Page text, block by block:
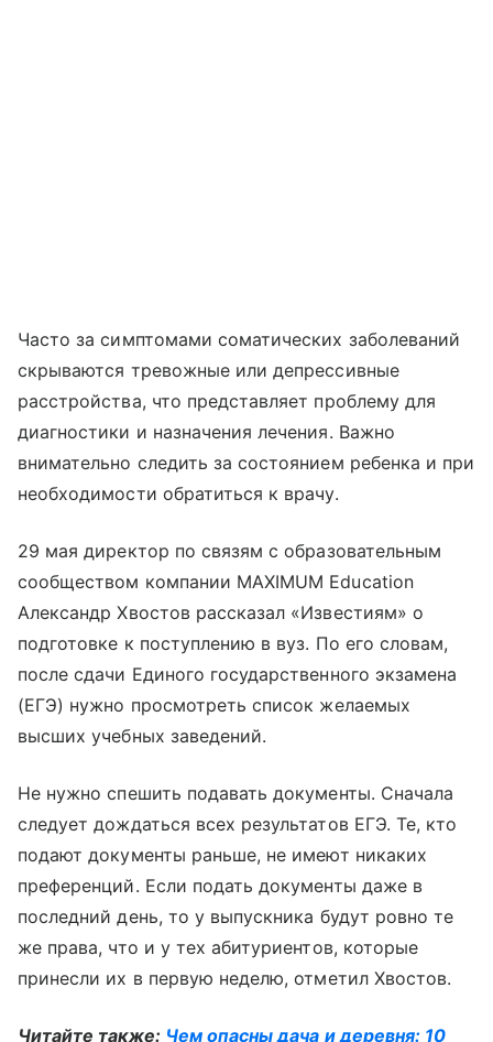
Часто за симптомами соматических заболеваний
скрываются тревожные или депрессивные
расстройства, что представляет проблему для
диагностики и назначения лечения. Важно
внимательно следить за состоянием ребенка и при
необходимости обратиться к врачу.
29 мая директор по связям с образовательным
сообществом компании MAXIMUM Education
Александр Хвостов рассказал «Известиям» о
подготовке к поступлению в вуз. По его словам,
после сдачи Единого государственного экзамена
(ЕГЭ) нужно просмотреть список желаемых
высших учебных заведений.
Не нужно спешить подавать документы. Сначала
следует дождаться всех результатов ЕГЭ. Те, кто
подают документы раньше, не имеют никаких
преференций. Если подать документы даже в
последний день, то у выпускника будут ровно те
же права, что и у тех абитуриентов, которые
принесли их в первую неделю, отметил Хвостов.
Читайте также: Чем опасны дача и деревня: 10